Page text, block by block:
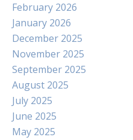
February 2026
January 2026
December 2025
November 2025
September 2025
August 2025
July 2025
June 2025
May 2025